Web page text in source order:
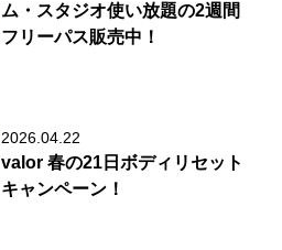
ム・スタジオ使い放題の2週間
フリーパス販売中！
2026.04.22
valor 春の21日ボディリセット
キャンペーン！